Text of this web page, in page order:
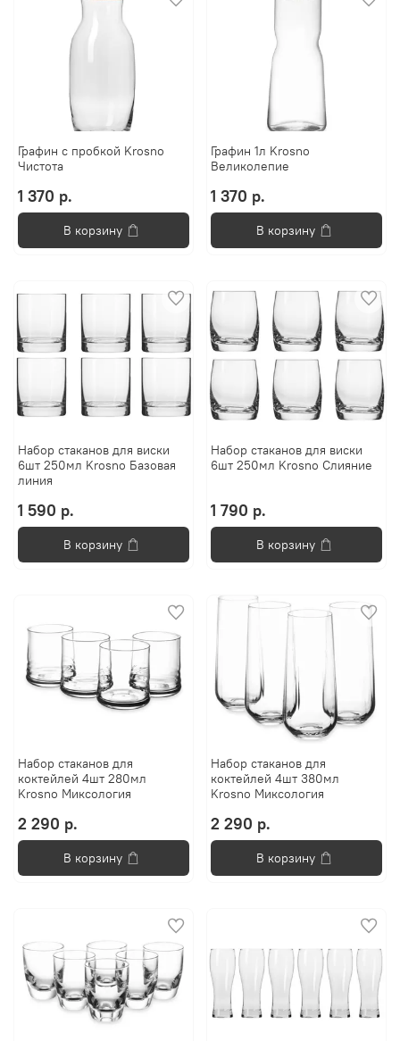
Графин с пробкой Krosno
Чистота
1 370 р.
В корзину
Графин 1л Krosno
Великолепие
1 370 р.
В корзину
Набор стаканов для виски
6шт 250мл Krosno Базовая
линия
1 590 р.
В корзину
Набор стаканов для виски
6шт 250мл Krosno Слияние
1 790 р.
В корзину
Набор стаканов для
коктейлей 4шт 280мл
Krosno Миксология
2 290 р.
В корзину
Набор стаканов для
коктейлей 4шт 380мл
Krosno Миксология
2 290 р.
В корзину